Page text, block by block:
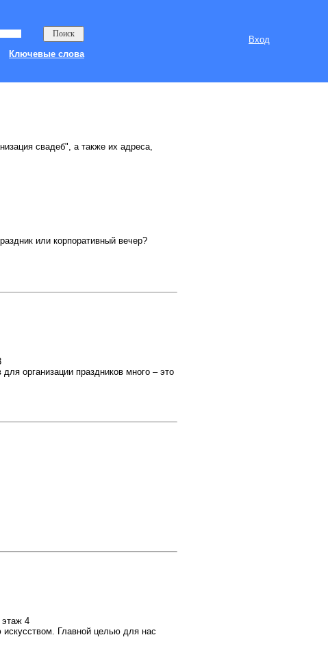
Вход
Ключевые слова
свадеб", а также их адреса,
или корпоративный вечер?
организации праздников много – это
этаж 4
Главной целью для нас